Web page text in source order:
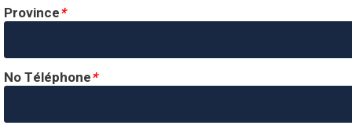
Province*
No Téléphone*